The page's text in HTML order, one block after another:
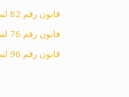
قانون رقم 82 لسنة 2017
قانون رقم 76 لسنة 2017
قانون رقم 96 لسنة 2015